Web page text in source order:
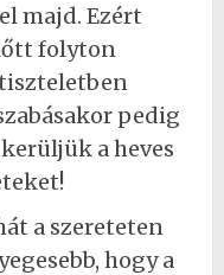
majd. Ezért
folyton
pedig
a heves
a szereteten
hogy a